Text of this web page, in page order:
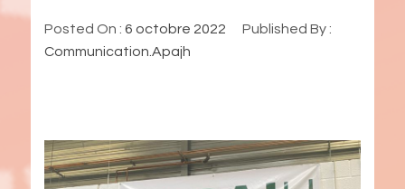
Posted On : 6 octobre 2022
Published By :
Communication.Apajh